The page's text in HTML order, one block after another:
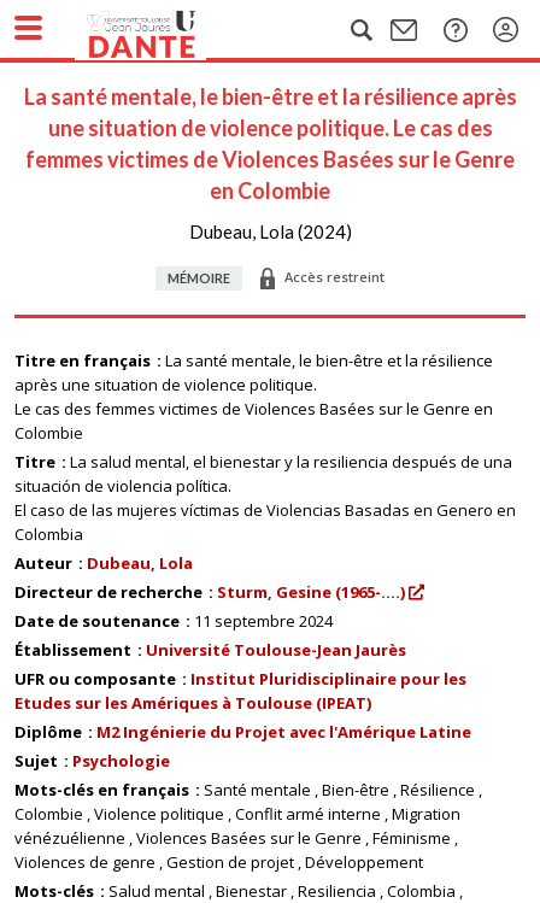
La santé mentale, le bien-être et la résilience après
une situation de violence politique. Le cas des
femmes victimes de Violences Basées sur le Genre
en Colombie
Dubeau, Lola (2024)
MÉMOIRE Accès restreint
Titre en français
La santé mentale, le bien-être et la résilience
après une situation de violence politique.
Le cas des femmes victimes de Violences Basées sur le Genre en
Colombie
Titre
La salud mental, el bienestar y la resiliencia después de una
situación de violencia política.
El caso de las mujeres víctimas de Violencias Basadas en Genero en
Colombia
Auteur
Dubeau, Lola
Directeur de recherche
Sturm, Gesine (1965-....)
Date de soutenance
11 septembre 2024
Établissement
Université Toulouse-Jean Jaurès
UFR ou composante
Institut Pluridisciplinaire pour les
Etudes sur les Amériques à Toulouse (IPEAT)
Diplôme
M2 Ingénierie du Projet avec l'Amérique Latine
Sujet
Psychologie
Mots-clés en français
Santé mentale Bien-être Résilience
Colombie Violence politique Conflit armé interne Migration
vénézuélienne Violences Basées sur le Genre Féminisme
Violences de genre Gestion de projet Développement
Mots-clés
Salud mental Bienestar Resiliencia Colombia